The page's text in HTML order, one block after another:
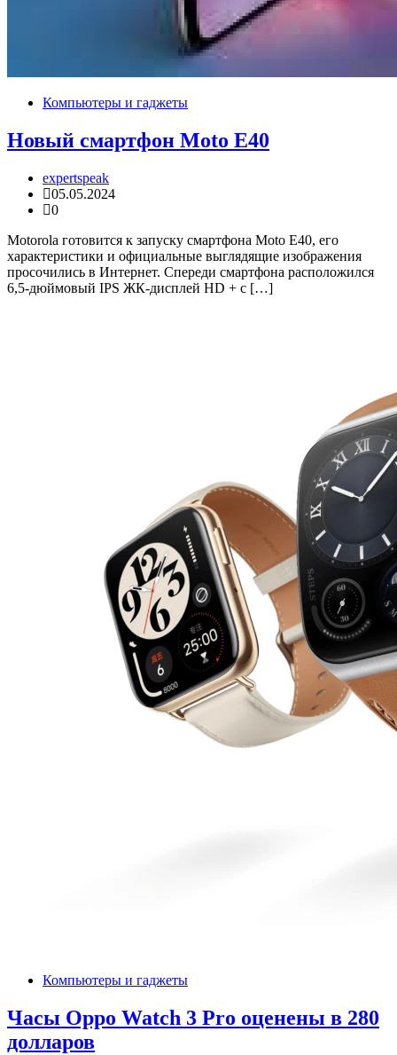
Компьютеры и гаджеты
Новый смартфон Moto E40
expertspeak
05.05.2024
0
Motorola готовится к запуску смартфона Moto E40, его
характеристики и официальные выглядящие изображения
просочились в Интернет. Спереди смартфона расположился
6,5-дюймовый IPS ЖК-дисплей HD + с […]
Компьютеры и гаджеты
Часы Oppo Watch 3 Pro оценены в 280
долларов